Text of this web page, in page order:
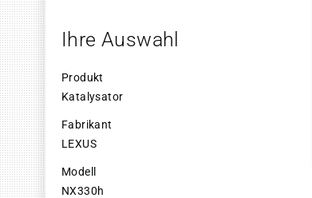
Ihre Auswahl
Produkt
Katalysator
Fabrikant
LEXUS
Modell
NX330h